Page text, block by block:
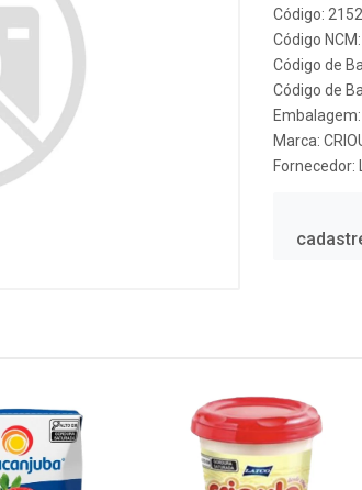
Código: 2152
Código
Código de
Código de
Marca:
Fornecedor: